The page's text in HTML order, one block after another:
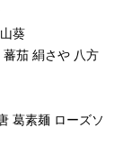
葵
蕃茄 絹さや 八方
葛素麺 ローズソ